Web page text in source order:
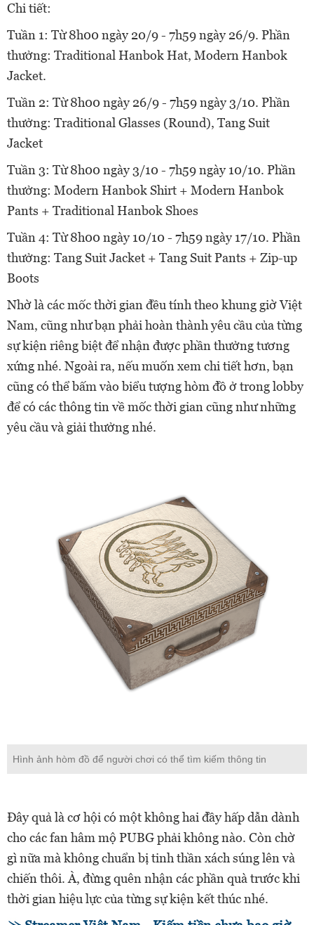
Chi tiết:
Tuần 1: Từ 8h00 ngày 20/9 - 7h59 ngày 26/9. Phần
thưởng: Traditional Hanbok Hat, Modern Hanbok
Jacket.
Tuần 2: Từ 8h00 ngày 26/9 - 7h59 ngày 3/10. Phần
thưởng: Traditional Glasses (Round), Tang Suit
Jacket
Tuần 3: Từ 8h00 ngày 3/10 - 7h59 ngày 10/10. Phần
thưởng: Modern Hanbok Shirt + Modern Hanbok
Pants + Traditional Hanbok Shoes
Tuần 4: Từ 8h00 ngày 10/10 - 7h59 ngày 17/10. Phần
thưởng: Tang Suit Jacket + Tang Suit Pants + Zip-up
Boots
Nhờ là các mốc thời gian đều tính theo khung giờ Việt
Nam, cũng như bạn phải hoàn thành yêu cầu của từng
sự kiện riêng biệt để nhận được phần thưởng tương
xứng nhé. Ngoài ra, nếu muốn xem chi tiết hơn, bạn
cũng có thể bấm vào biểu tượng hòm đồ ở trong lobby
để có các thông tin về mốc thời gian cũng như những
yêu cầu và giải thưởng nhé.
Hình ảnh hòm đồ để người chơi có thể tìm kiếm thông tin
Đây quả là cơ hội có một không hai đầy hấp dẫn dành
cho các fan hâm mộ PUBG phải không nào. Còn chờ
gì nữa mà không chuẩn bị tinh thần xách súng lên và
chiến thôi. À, đừng quên nhận các phần quà trước khi
thời gian hiệu lực của từng sự kiện kết thúc nhé.